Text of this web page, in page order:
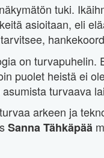
tuki.
asioitaan, eli
on turvapuhelin.
puolet heistä ei
turvaava
arkeen ja
Sanna Tähkäpää